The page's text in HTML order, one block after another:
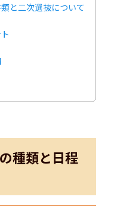
と二次選抜について
種類と日程